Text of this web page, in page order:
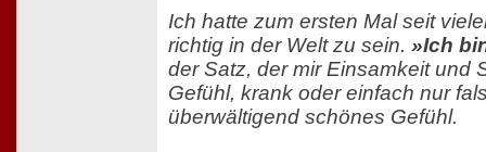
Ich hatte zum ersten Mal seit
richtig in der Welt zu sein. »Ich
der Satz, der mir Einsamkeit und
Gefühl, krank oder einfach nur
überwältigend schönes Gefühl.